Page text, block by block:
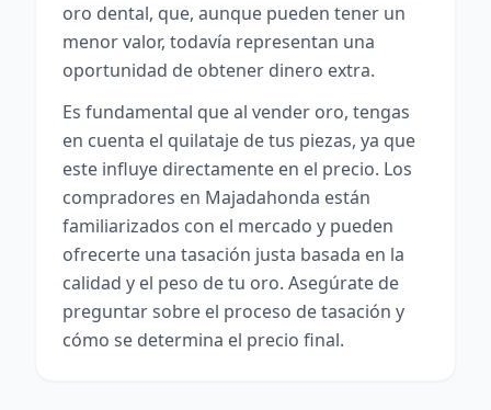
oro dental, que, aunque pueden tener un
menor valor, todavía representan una
oportunidad de obtener dinero extra.
Es fundamental que al vender oro, tengas
en cuenta el quilataje de tus piezas, ya que
este influye directamente en el precio. Los
compradores en Majadahonda están
familiarizados con el mercado y pueden
ofrecerte una tasación justa basada en la
calidad y el peso de tu oro. Asegúrate de
preguntar sobre el proceso de tasación y
cómo se determina el precio final.